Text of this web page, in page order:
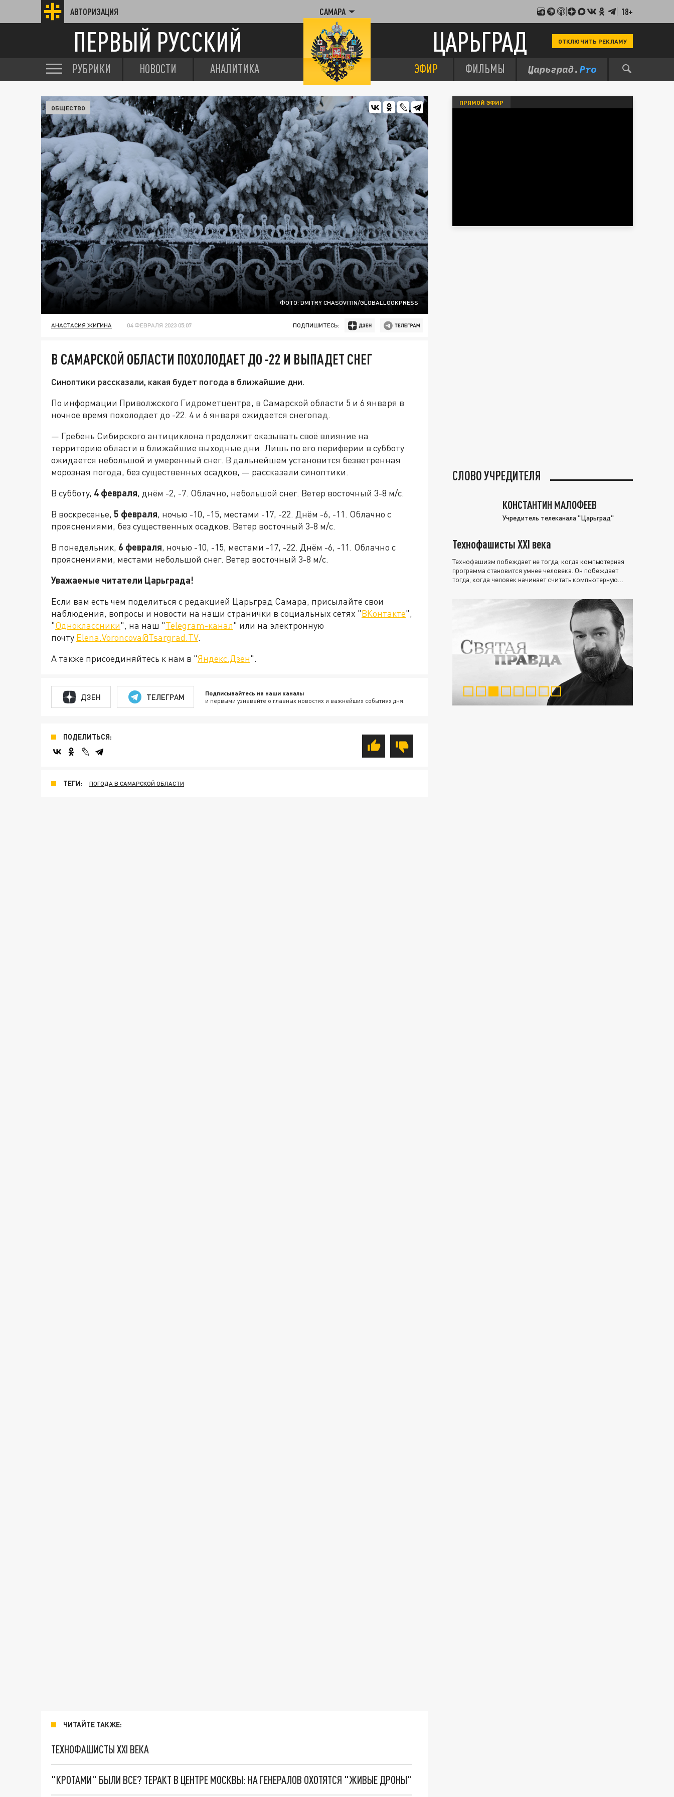
АВТОРИЗАЦИЯ САМАРА 18+
ПЕРВЫЙ РУССКИЙ ЦАРЬГРАД ОТКЛЮЧИТЬ РЕКЛАМУ
РУБРИКИ НОВОСТИ АНАЛИТИКА ЭФИР ФИЛЬМЫ
ФОТО: DMITRY CHASOVITIN/GLOBALLOOKPRESS
ОБЩЕСТВО
АНАСТАСИЯ ЖИГИНА 04 ФЕВРАЛЯ 2023 05:07 ПОДПИШИТЕСЬ:
В САМАРСКОЙ ОБЛАСТИ ПОХОЛОДАЕТ ДО -22 И ВЫПАДЕТ СНЕГ
Синоптики рассказали, какая будет погода в ближайшие дни.
По информации Приволжского Гидрометцентра, в Самарской области 5 и 6 января в
ночное время похолодает до -22. 4 и 6 января ожидается снегопад.
— Гребень Сибирского антициклона продолжит оказывать своё влияние на
территорию области в ближайшие выходные дни. Лишь по его периферии в субботу
ожидается небольшой и умеренный снег. В дальнейшем установится безветренная
морозная погода, без существенных осадков, — рассказали синоптики.
В субботу, 4 февраля, днём -2, -7. Облачно, небольшой снег. Ветер восточный 3-8 м/с.
В воскресенье, 5 февраля, ночью -10, -15, местами -17, -22. Днём -6, -11. Облачно с
прояснениями, без существенных осадков. Ветер восточный 3-8 м/с.
В понедельник, 6 февраля, ночью -10, -15, местами -17, -22. Днём -6, -11. Облачно с
прояснениями, местами небольшой снег. Ветер восточный 3-8 м/с.
Уважаемые читатели Царьграда!
Если вам есть чем поделиться с редакцией Царьград Самара, присылайте свои
наблюдения, вопросы и новости на наши странички в социальных сетях "ВКонтакте",
"Одноклассники", на наш "Telegram-канал" или на электронную
почту Elena.Voroncova@Tsargrad.TV.
А также присоединяйтесь к нам в "Яндекс.Дзен".
ДЗЕН ТЕЛЕГРАМ Подписывайтесь на наши каналы
и первыми узнавайте о главных новостях и важнейших событиях дня.
ПОДЕЛИТЬСЯ:
ТЕГИ: ПОГОДА В САМАРСКОЙ ОБЛАСТИ
ЧИТАЙТЕ ТАКЖЕ:
ТЕХНОФАШИСТЫ XXI ВЕКА
"КРОТАМИ" БЫЛИ ВСЕ? ТЕРАКТ В ЦЕНТРЕ МОСКВЫ: НА ГЕНЕРАЛОВ ОХОТЯТСЯ "ЖИВЫЕ ДРОНЫ"
ПРЯМОЙ ЭФИР
СЛОВО УЧРЕДИТЕЛЯ
КОНСТАНТИН МАЛОФЕЕВ
Учредитель телеканала "Царьград"
Технофашисты XXI века
Технофашизм побеждает не тогда, когда компьютерная
программа становится умнее человека. Он побеждает
тогда, когда человек начинает считать компьютерную